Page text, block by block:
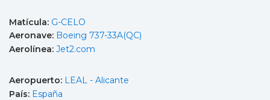
Matícula: G-CELO
Aeronave: Boeing 737-33A(QC)
Aerolínea: Jet2.com
Aeropuerto: LEAL - Alicante
País: España